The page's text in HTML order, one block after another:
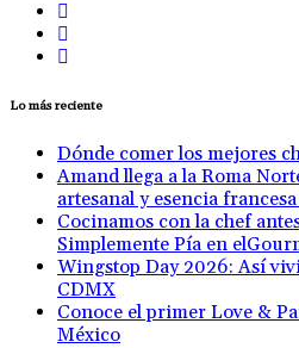
Lo más reciente
Dónde comer los mejores
Amand llega a la Roma
artesanal y esencia
Cocinamos con la chef
Simplemente Pía en
Wingstop Day 2026: Así
CDMX
Conoce el primer Love &
México